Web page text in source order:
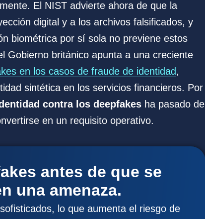
El NIST advierte ahora de que la
digital y a los archivos falsificados, y
biométrica por sí sola no previene estos
Gobierno británico apunta a una creciente
en los casos de fraude de identidad,
sintética en los servicios financieros. Por
contra los deepfakes ha pasado de
en un requisito operativo.
antes de que se
una amenaza.
lo que aumenta el riesgo de